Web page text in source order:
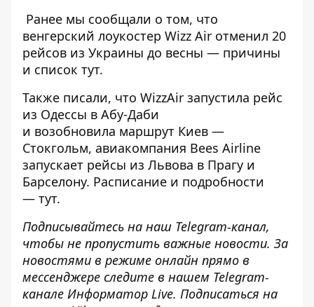
Ранее мы сообщали о том, что
венгерский лоукостер Wizz Air отменил 20
рейсов из Украины до весны — причины
и список тут.
Также писали, что WizzAir запустила рейс
из Одессы в Абу-Даби
и возобновила маршрут Киев —
Стокгольм, авиакомпания Bees Airline
запускает рейсы из Львова в Прагу и
Барселону. Расписание и подробности
— тут.
Подписывайтесь на наш Telegram-канал,
чтобы не пропустить важные новости. За
новостями в режиме онлайн прямо в
мессенджере следите в нашем Telegram-
канале Информатор Live. Подписаться на